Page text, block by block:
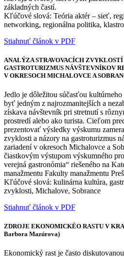
základných častí.
Kľúčové slová: Teória aktér – sieť,
networking, regionálna politika,
Stiahnuť článok v PDF
ANALÝZA STRAVOVACÍCH ZVYKLOSTÍ
GASTROTURIZMUS NÁVŠTEVNÍKOV
V OKRESOCH MICHALOVCE A
Jedlo je dôležitou súčasťou
byť jedným z najrozmanitejších a
získava návštevník pri stretnutí s
prostredí alebo ako turista. Cieľom
prezentovať výsledky výskumu
zvyklosti a názory na gastroturizmus
zariadení v okresoch Michalovce a
čiastkovým výstupom výskumného
verejná gastronómia“ riešeného na
manažmentu Fakulty manažmentu
Kľúčové slová: kulinárna kultúra,
zvyklosti, Michalove, Sobrance
Stiahnuť článok v PDF
ZDROJE EKONOMICKÉO RASTU V
Barbora Mazúrova)
Ekonomický rast je často